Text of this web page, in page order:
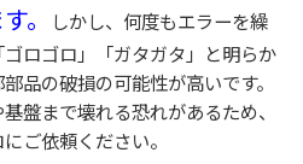
。
しかし、何度もエラーを繰
ロゴロ」「ガタガタ」と明らか
品の破損の可能性が高いです。
盤まで壊れる恐れがあるため、
ご依頼ください。